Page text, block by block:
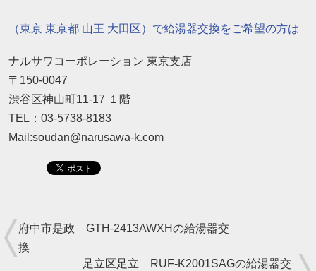
（東京 東京都 山王 大田区）で給湯器交換をご希望の方は
ナルサワコーポレーション 東京支店
〒150-0047
渋谷区神山町11-17 １階
TEL：03-5738-8183
Mail:soudan@narusawa-k.com
府中市是政 GTH-2413AWXHの給湯器交
換
足立区足立 RUF-K2001SAGの給湯器交